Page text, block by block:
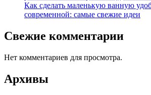
Как сделать маленькую ванную
современной: самые свежие идеи
Свежие комментарии
Нет комментариев для просмотра.
Архивы